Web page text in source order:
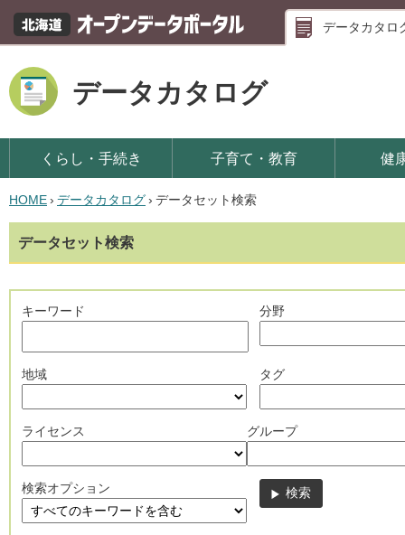
データカタロ
データカタログ
くらし・手続き 子育て・教育 健
HOME› データカタログ› データセット検索
データセット検索
キーワード 分野
地域 タグ
ライセンス グループ
検索オプション